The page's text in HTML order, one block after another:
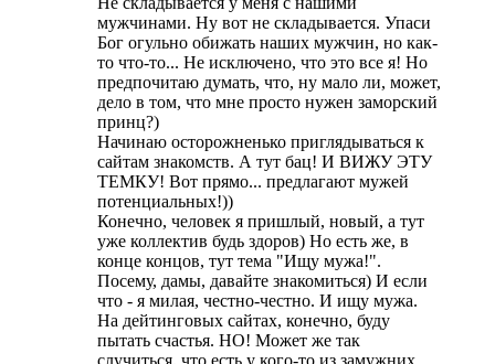
мужчинами. Ну вот не складывается. Упаси
Бог огульно обижать наших мужчин, но как-
то что-то... Не исключено, что это все я! Но
предпочитаю думать, что, ну мало ли, может,
дело в том, что мне просто нужен заморский
принц?)
Начинаю осторожненько приглядываться к
сайтам знакомств. А тут бац! И ВИЖУ ЭТУ
ТЕМКУ! Вот прямо... предлагают мужей
потенциальных!))
Конечно, человек я пришлый, новый, а тут
уже коллектив будь здоров) Но есть же, в
конце концов, тут тема "Ищу мужа!".
Посему, дамы, давайте знакомиться) И если
что - я милая, честно-честно. И ищу мужа.
На дейтинговых сайтах, конечно, буду
пытать счастья. НО! Может же так
случиться, что есть у кого-то из замужних